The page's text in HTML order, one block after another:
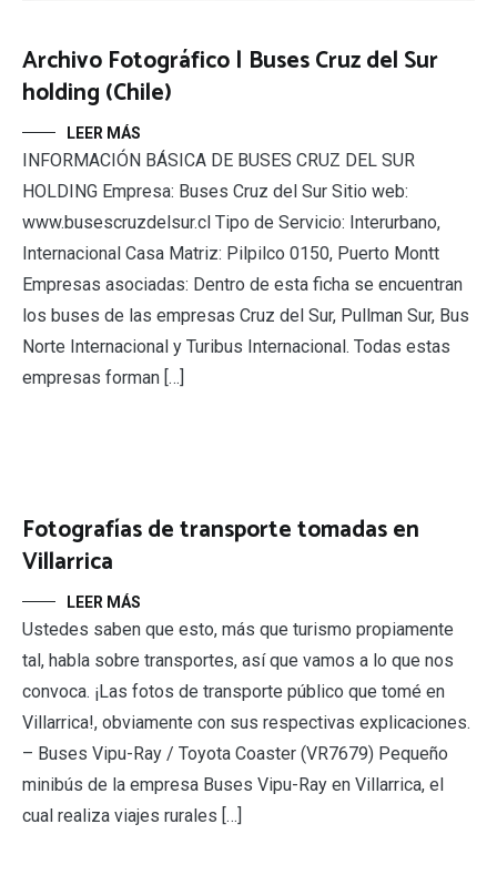
Archivo Fotográfico | Buses Cruz del Sur
holding (Chile)
LEER MÁS
INFORMACIÓN BÁSICA DE BUSES CRUZ DEL SUR
HOLDING Empresa: Buses Cruz del Sur Sitio web:
www.busescruzdelsur.cl Tipo de Servicio: Interurbano,
Internacional Casa Matriz: Pilpilco 0150, Puerto Montt
Empresas asociadas: Dentro de esta ficha se encuentran
los buses de las empresas Cruz del Sur, Pullman Sur, Bus
Norte Internacional y Turibus Internacional. Todas estas
empresas forman […]
Fotografías de transporte tomadas en
Villarrica
LEER MÁS
Ustedes saben que esto, más que turismo propiamente
tal, habla sobre transportes, así que vamos a lo que nos
convoca. ¡Las fotos de transporte público que tomé en
Villarrica!, obviamente con sus respectivas explicaciones.
– Buses Vipu-Ray / Toyota Coaster (VR7679) Pequeño
minibús de la empresa Buses Vipu-Ray en Villarrica, el
cual realiza viajes rurales […]